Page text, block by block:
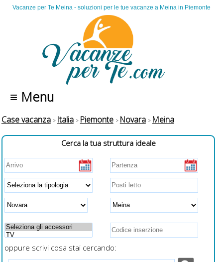
Vacanze per Te Meina - soluzioni per le tue vacanze a Meina in Piemonte
≡ Menu
Case vacanza Italia Piemonte Novara Meina
Cerca la tua struttura ideale
oppure scrivi cosa stai cercando: